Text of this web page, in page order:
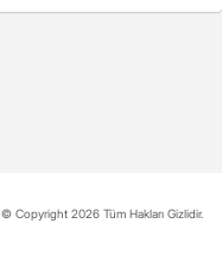
© Copyright 2026 Tüm Hakları Gizlidir.